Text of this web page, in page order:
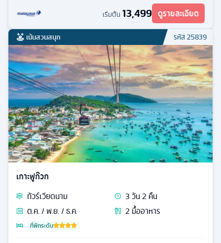
เริ่มต้น 13,499 ดูรายละเอียด
เน้นสวนสนุก รหัส25839
เกาะฟูก๊วก
ทัวร์เวียดนาม 3วัน2 คืน
ต.ค. / พ.ย. / ธ.ค.
2 มื้ออาหาร
ที่พักระดับ